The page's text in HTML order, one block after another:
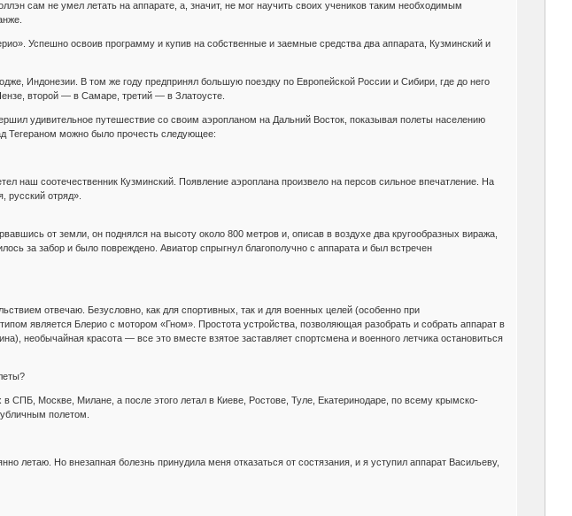
сам не умел летать на аппарате, а, значит, не мог научить своих учеников таким необходимым
Успешно освоив программу и купив на собственные и заемные средства два аппарата, Кузминский и
Индонезии. В том же году предпринял большую поездку по Европейской России и Сибири, где до него
второй — в Самаре, третий — в Златоусте.
удивительное путешествие со своим аэропланом на Дальний Восток, показывая полеты населению
Тегераном можно было прочесть следующее:
наш соотечественник Кузминский. Появление аэроплана произвело на персов сильное впечатление. На
русский отряд».
от земли, он поднялся на высоту около 800 метров и, описав в воздухе два кругообразных виража,
за забор и было повреждено. Авиатор спрыгнул благополучно с аппарата и был встречен
отвечаю. Безусловно, как для спортивных, так и для военных целей (особенно при
является Блерио с мотором «Гном». Простота устройства, позволяющая разобрать и собрать аппарат в
необычайная красота — все это вместе взятое заставляет спортсмена и военного летчика остановиться
СПБ, Москве, Милане, а после этого летал в Киеве, Ростове, Туле, Екатеринодаре, по всему крымско-
полетом.
летаю. Но внезапная болезнь принудила меня отказаться от состязания, и я уступил аппарат Васильеву,